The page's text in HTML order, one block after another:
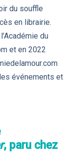
du souffle
en librairie.
du
et en 2022
événements et
, paru chez